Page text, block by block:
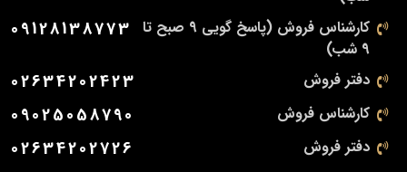
کارشناس فروش (پاسخ گویی 9 صبح تا
9 شب)
09128138773
دفتر فروش 02634202423
کارشناس فروش 09025058790
دفتر فروش 02634202726